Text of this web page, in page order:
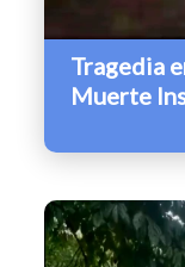
Tragedia
Muerte